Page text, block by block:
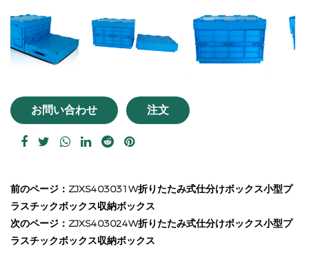
お問い合わせ 注文
前のページ：ZJXS403031W折りたたみ式仕分けボックス小型プ
ラスチックボックス収納ボックス
次のページ：ZJXS403024W折りたたみ式仕分けボックス小型プ
ラスチックボックス収納ボックス